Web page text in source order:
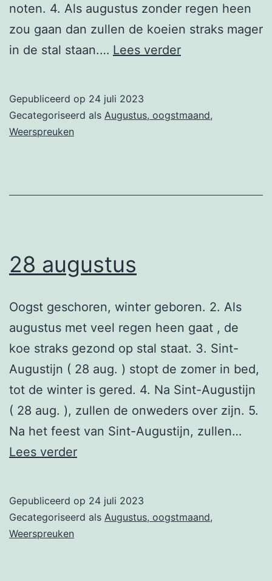
noten. 4. Als augustus zonder regen heen
zou gaan dan zullen de koeien straks mager
in de stal staan.… Lees verder29
Gepubliceerd op 24 juli 2023
Gecategoriseerd als Augustus, oogstmaand,
Weerspreuken
28 augustus
Oogst geschoren, winter geboren. 2. Als
augustus met veel regen heen gaat , de
koe straks gezond op stal staat. 3. Sint-
Augustijn ( 28 aug. ) stopt de zomer in bed,
tot de winter is gered. 4. Na Sint-Augustijn
( 28 aug. ), zullen de onweders over zijn. 5.
Na het feest van Sint-Augustijn, zullen…
Lees verder28
Gepubliceerd op 24 juli 2023
Gecategoriseerd als Augustus, oogstmaand,
Weerspreuken